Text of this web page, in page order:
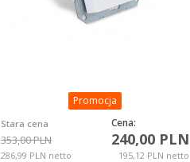
Promocja
Stara cena
353,00 PLN
286,99 PLN netto
Cena:
240,00 PLN
195,12 PLN netto